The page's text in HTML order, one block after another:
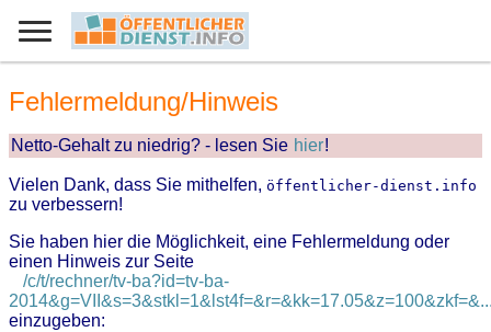
Fehlermeldung/Hinweis
Netto-Gehalt zu niedrig? - lesen Sie hier!
Vielen Dank, dass Sie mithelfen, öffentlicher-dienst.info
zu verbessern!
Sie haben hier die Möglichkeit, eine Fehlermeldung oder
einen Hinweis zur Seite
/c/t/rechner/tv-ba?id=tv-ba-
einzugeben: